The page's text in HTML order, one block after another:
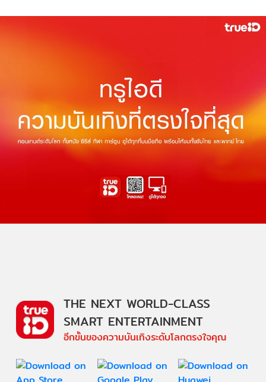
THE NEXT WORLD-CLASS
SMART ENTERTAINMENT
อีกขั้นของความบันเทิงระดับโลกตรงใจคุณ